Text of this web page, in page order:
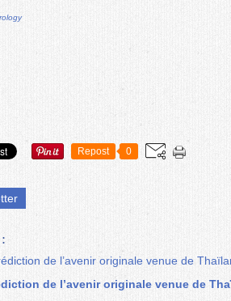
Repost 0
de l’avenir originale venue de